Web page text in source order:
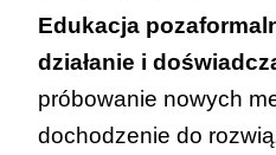
Edukacja
działanie i
próbowanie nowych
dochodzenie do